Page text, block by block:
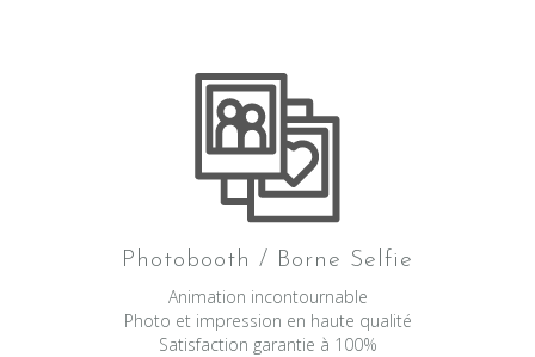
Photobooth / Borne Selfie
Animation incontournable
Photo et impression en haute qualité
Satisfaction garantie à 100%